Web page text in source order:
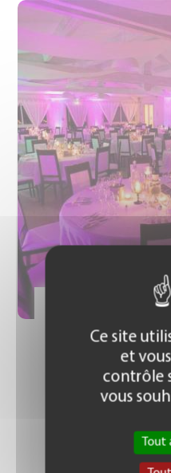
Prix :
Ce site
et
contrôle
vous
Tout